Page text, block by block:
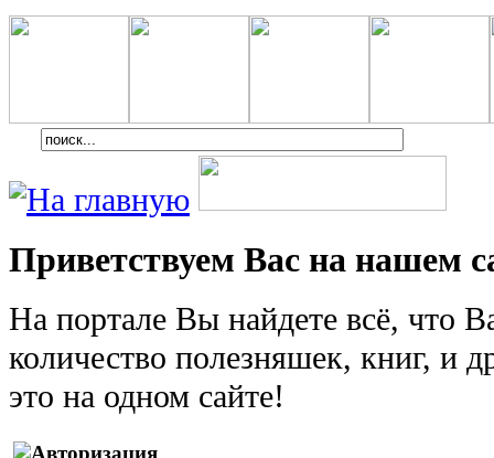
Приветствуем Вас на нашем
На портале Вы найдете всё, что
количество полезняшек, книг, и
это на одном сайте!